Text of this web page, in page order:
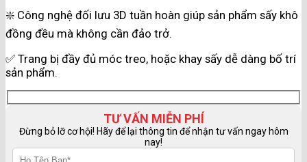
❇️ Công nghệ đối lưu 3D tuần hoàn giúp sản phẩm sấy khô
đồng đều mà không cần đảo trở.
✅ Trang bị đầy đủ móc treo, hoặc khay sấy dễ dàng bố trí
sản phẩm.
TƯ VẤN MIỄN PHÍ
Đừng bỏ lỡ cơ hội! Hãy để lại thông tin để nhận tư vấn ngay hôm
nay!